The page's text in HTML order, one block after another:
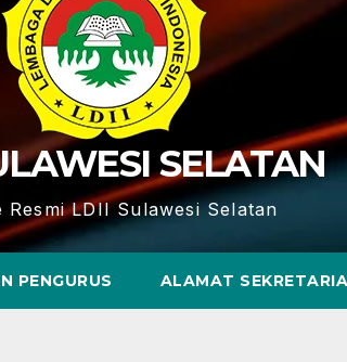
SELATAN
Resmi LDII Sulawesi Selatan
PENGURUS ALAMAT